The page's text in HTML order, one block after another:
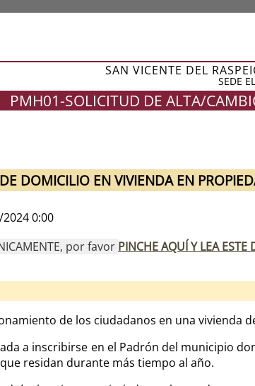
SEDE
SAN VICENTE DEL
PMH01-SOLICITUD DE ALTA/
DOMICILIO EN VIVIENDA EN
0:00
por favor PINCHE AQUÍ Y LEA ESTE
de los ciudadanos en una vivienda
a inscribirse en el Padrón del municipio
residan durante más tiempo al año.